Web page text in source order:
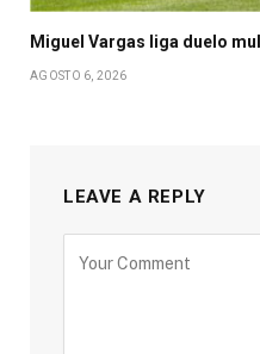
Miguel Vargas liga duelo
AGOSTO 6, 2026
LEAVE A REPLY